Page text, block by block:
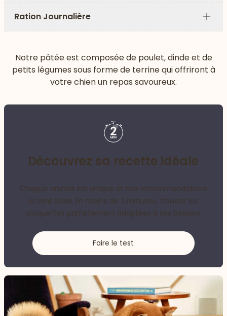
Ration Journalière
Plus
Notre pâtée est composée de poulet, dinde et de
petits légumes sous forme de terrine qui offriront à
votre chien un repas savoureux.
Découvrez sa recette idéale
Chaque animal est unique et nos recommandations
le sont aussi. En moins de 2 minutes, trouvez les
croquettes parfaitement adaptées à ses besoins.
Faire le test